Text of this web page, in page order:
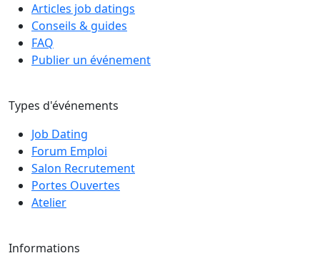
Articles job datings
Conseils & guides
FAQ
Publier un événement
Types d'événements
Job Dating
Forum Emploi
Salon Recrutement
Portes Ouvertes
Atelier
Informations